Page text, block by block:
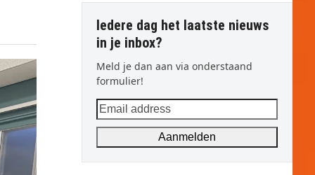
Iedere dag het laatste nieuws
in je inbox?
Meld je dan aan via onderstaand
formulier!
Email
address
Aanmelden